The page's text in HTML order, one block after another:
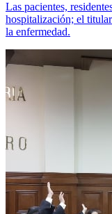
Las pacientes,
hospitalización; el
la enfermedad.